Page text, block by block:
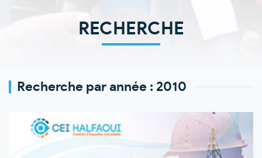
RECHERCHE
Recherche par année : 2010